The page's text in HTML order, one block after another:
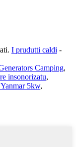
I prudutti caldi -
Camping,
insonorizatu,
5kw,